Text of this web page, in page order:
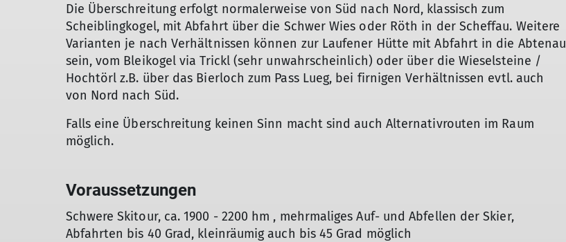
Die Überschreitung erfolgt normalerweise von Süd nach Nord, klassisch zum
Scheiblingkogel, mit Abfahrt über die Schwer Wies oder Röth in der Scheffau. Weitere
Varianten je nach Verhältnissen können zur Laufener Hütte mit Abfahrt in die Abtenau
sein, vom Bleikogel via Trickl (sehr unwahrscheinlich) oder über die Wieselsteine /
Hochtörl z.B. über das Bierloch zum Pass Lueg, bei firnigen Verhältnissen evtl. auch
von Nord nach Süd.
Falls eine Überschreitung keinen Sinn macht sind auch Alternativrouten im Raum
möglich.
Voraussetzungen
Schwere Skitour, ca. 1900 - 2200 hm , mehrmaliges Auf- und Abfellen der Skier,
Abfahrten bis 40 Grad, kleinräumig auch bis 45 Grad möglich